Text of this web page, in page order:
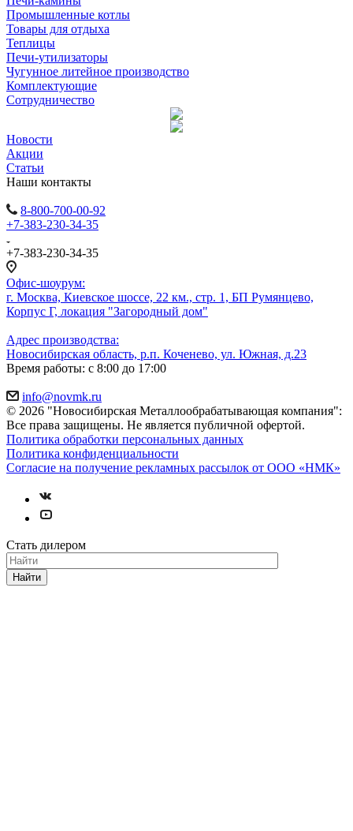
Промышленные котлы
Товары для отдыха
Теплицы
Печи-утилизаторы
Чугунное литейное производство
Комплектующие
Сотрудничество
Новости
Акции
Статьи
Наши контакты
8-800-700-00-92
+7-383-230-34-35
+7-383-230-34-35
Офис-шоурум:
г. Москва, Киевское шоссе, 22 км., стр. 1, БП Румянцево,
Корпус Г, локация "Загородный дом"
Адрес производства:
Новосибирская область, р.п. Коченево, ул. Южная, д.23
Время работы: с 8:00 до 17:00
info@novmk.ru
© 2026 "Новосибирская Металлообрабатывающая компания":
Все права защищены. Не является публичной офертой.
Политика обработки персональных данных
Политика конфиденциальности
Согласие на получение рекламных рассылок от ООО «НМК»
Стать дилером
Найти